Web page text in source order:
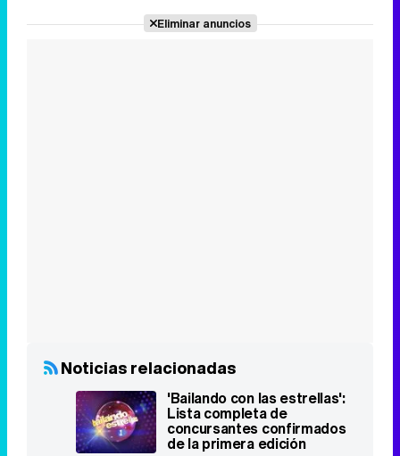
Eliminar anuncios
Noticias relacionadas
'Bailando con las estrellas':
Lista completa de
concursantes confirmados
de la primera edición